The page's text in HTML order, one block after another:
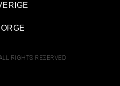
RIGHTS RESERVED